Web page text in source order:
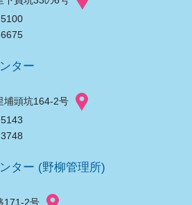
ター
埔頭坑164-2号
ター (野柳管理所)
171-2号